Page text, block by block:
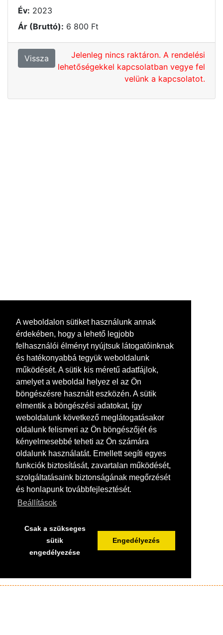
A weboldalon sütiket használunk annak
érdekében, hogy a lehető legjobb
felhasználói élményt nyújtsuk látogatóinknak
és hatékonyabbá tegyük weboldalunk
működését. A sütik kis méretű adatfájlok,
amelyet a weboldal helyez el az Ön
böngészésre használt eszközén. A sütik
elmentik a böngészési adatokat, így
weboldalunk következő meglátogatásakor
oldalunk felismeri az Ön böngészőjét és
kényelmesebbé teheti az Ön számára
oldalunk használatát. Emellett segíti egyes
funkciók biztosítását, zavartalan működését,
szolgáltatásaink biztonságának megőrzését
és honlapunk továbbfejlesztését.
Beállítások
Csak a szükseges
sütik
engedélyezése
Engedélyezés
Év: 2023
Ár (Bruttó): 6 800 Ft
Vissza
Jelenleg nincs raktáron. A rendelési
lehetőségekkel kapcsolatban vegye fel
velünk a kapcsolatot.